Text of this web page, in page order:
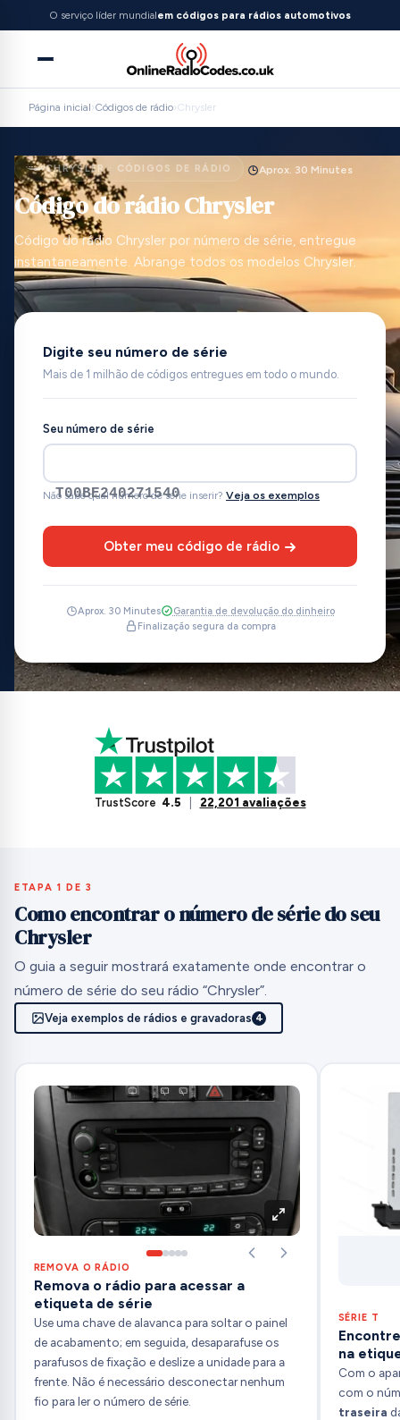
O serviço líder mundialem códigos para rádios automotivos
Página inicial›Códigos de rádio›Chrysler
CHRYSLER · CÓDIGOS DE RÁDIO Aprox. 30 Minutes
Código do rádio Chrysler
Código do rádio Chrysler por número de série, entregue
instantaneamente. Abrange todos os modelos Chrysler.
Digite seu número de série
Mais de 1 milhão de códigos entregues em todo o mundo.
Seu número de série
T00BE240271540
Não sabe qual número de série inserir? Veja os exemplos
Obter meu código de rádio
Aprox. 30 Minutes
Garantia de devolução do dinheiro
Finalização segura da compra
TrustScore 4.5 22,201 avaliações
ETAPA 1 DE 3
Como encontrar o número de série do seu
Chrysler
O guia a seguir mostrará exatamente onde encontrar o
número de série do seu rádio “Chrysler”.
Veja exemplos de rádios e gravadoras 4
REMOVA O RÁDIO
Remova o rádio para acessar a
etiqueta de série
Use uma chave de alavanca para soltar o painel
de acabamento; em seguida, desaparafuse os
parafusos de fixação e deslize a unidade para a
frente. Não é necessário desconectar nenhum
fio para ler o número de série.
SÉRIE T
na
Com o
com o
traseira